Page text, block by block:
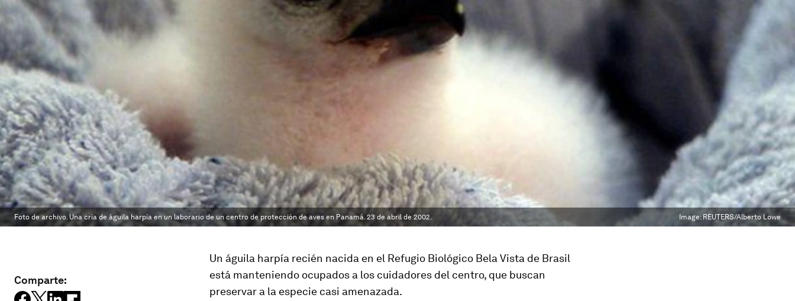
Foto de archivo. Una cría de águila harpía en un laborario de un centro de protección de aves en Panamá. 23 de abril de 2002. Image: REUTERS/Alberto Lowe
Comparte:
Un águila harpía recién nacida en el Refugio Biológico Bela Vista de Brasil
está manteniendo ocupados a los cuidadores del centro, que buscan
preservar a la especie casi amenazada.